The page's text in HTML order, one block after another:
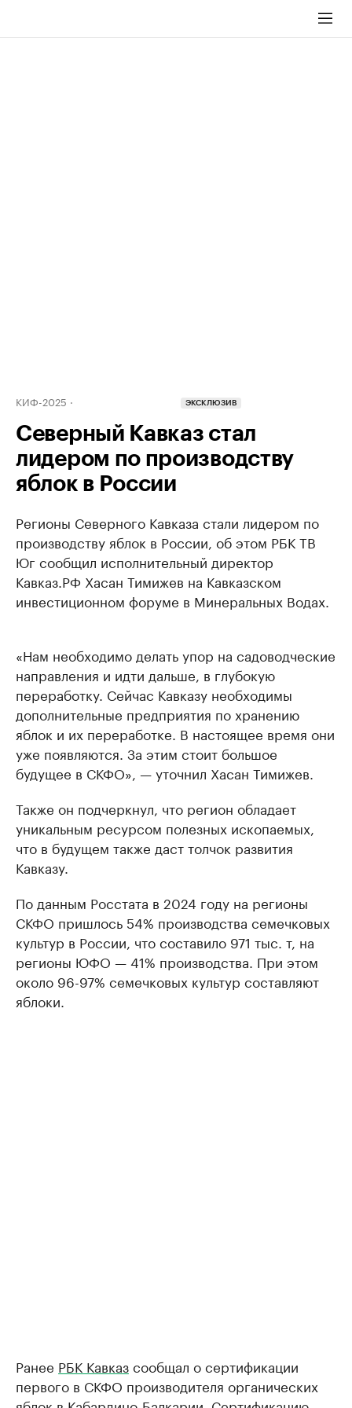
КИФ-2025 ЭКСКЛЮЗИВ
Северный Кавказ стал
лидером по производству
яблок в России
Регионы Северного Кавказа стали лидером по
производству яблок в России, об этом РБК ТВ
Юг сообщил исполнительный директор
Кавказ.РФ Хасан Тимижев на Кавказском
инвестиционном форуме в Минеральных Водах.
«Нам необходимо делать упор на садоводческие
направления и идти дальше, в глубокую
переработку. Сейчас Кавказу необходимы
дополнительные предприятия по хранению
яблок и их переработке. В настоящее время они
уже появляются. За этим стоит большое
будущее в СКФО», — уточнил Хасан Тимижев.
Также он подчеркнул, что регион обладает
уникальным ресурсом полезных ископаемых,
что в будущем также даст толчок развития
Кавказу.
По данным Росстата в 2024 году на регионы
СКФО пришлось 54% производства семечковых
культур в России, что составило 971 тыс. т, на
регионы ЮФО — 41% производства. При этом
около 96-97% семечковых культур составляют
яблоки.
Ранее РБК Кавказсообщал о сертификации
первого в СКФО производителя органических